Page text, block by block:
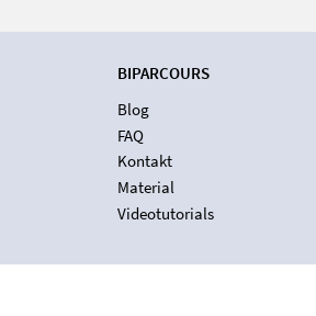
BIPARCOURS
Blog
FAQ
Kontakt
Material
Videotutorials